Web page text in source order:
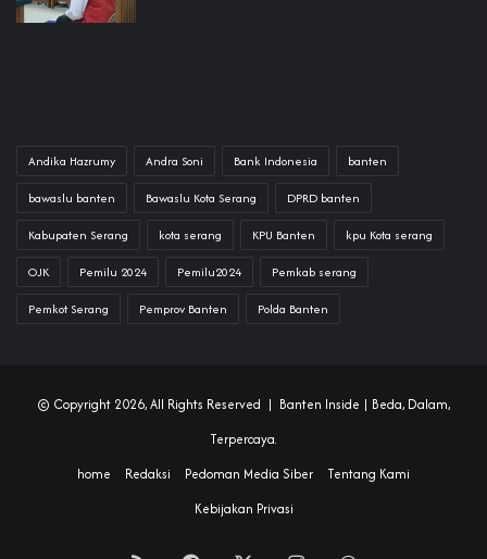
Andika Hazrumy Andra Soni Bank Indonesia banten
bawaslu banten Bawaslu Kota Serang DPRD banten
Kabupaten Serang kota serang KPU Banten kpu Kota serang
OJK Pemilu 2024 Pemilu2024 Pemkab serang
Pemkot Serang Pemprov Banten Polda Banten
© Copyright 2026, All Rights Reserved | Banten Inside | Beda, Dalam,
Terpercaya.
home
Redaksi Pedoman Media Siber
Tentang Kami
Kebijakan Privasi